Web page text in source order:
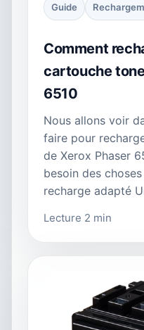
Guide
Comment
cartouche
6510
Nous allons voir
faire pour
de Xerox Phaser
besoin des
recharge adapté
Lecture 2 min